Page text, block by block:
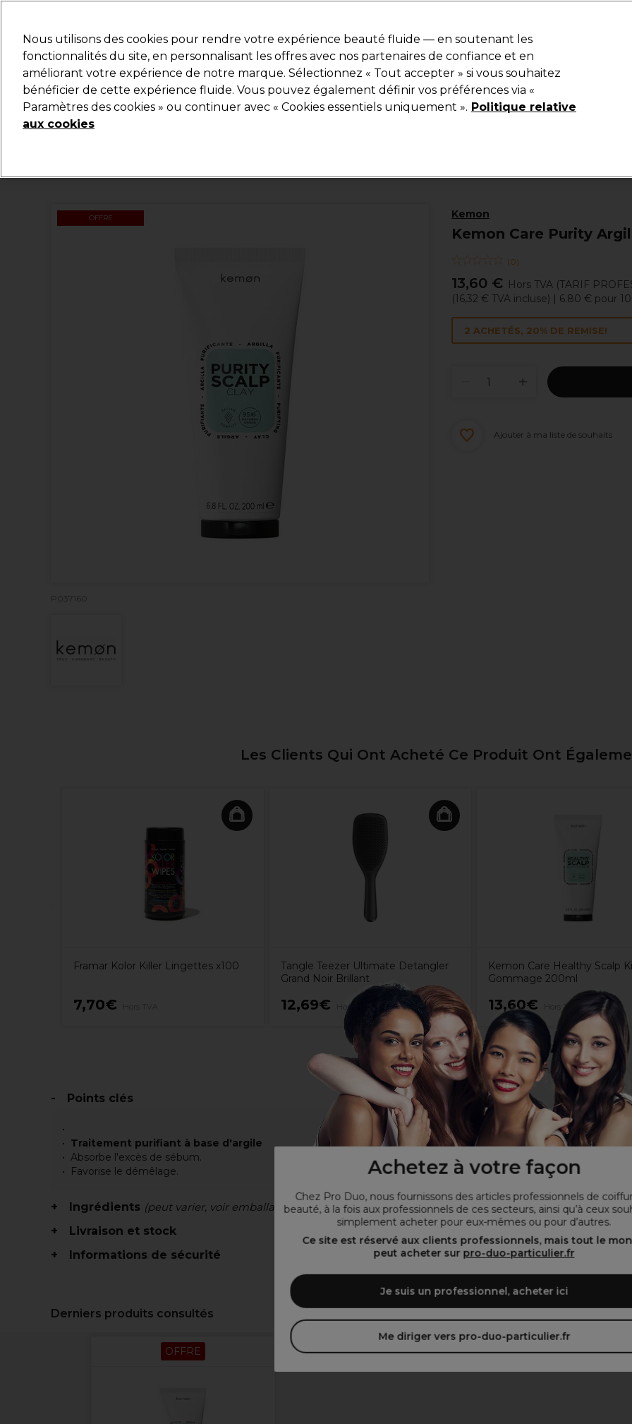
Achetez à votre façon
Chez Pro Duo, nous fournissons des articles professionnels de
beauté, à la fois aux professionnels de ces secteurs, ainsi qu’à ceux
simplement acheter pour eux-mêmes ou pour d’autres.
Ce site est réservé aux clients professionnels, mais tout le
peut acheter sur pro-duo-particulier.fr
Je suis un professionnel, acheter ici
Me diriger vers pro-duo-particulier.fr
Rechercher
Marques Bons plans Coiffure Electro et Matériel Equipement de salon Beauté Hommes Les
Livraison et délais
Kemon
Kemon Care Purity
(0)
13,60 € Hors TVA (TARIF
(16,32 € TVA incluse) | 6.80 € pour
OFFRE
P037160
2 ACHETÉS, 20% DE REMISE!
Ajouter à ma liste de souhaits
Les Clients Qui Ont Acheté Ce Produit Ont
Framar Kolor Killer Lingettes x100
7,70€
Tangle Teezer Ultimate Detangler
Grand Noir Brillant
12,69€ Hors TVA
Kemon Care Healthy Scalp
Gommage 200ml
13,60€ Hors TVA
Points clés
Traitement purifiant à base d'argile
Absorbe l'excès de sébum.
Favorise le démêlage.
Ingrédients (peut varier, voir emballage)
Livraison et stock
Informations de sécurité
Derniers produits consultés
OFFRE
Nous utilisons des cookies pour rendre votre expérience beauté fluide — en soutenant les
fonctionnalités du site, en personnalisant les offres avec nos partenaires de confiance et en
améliorant votre expérience de notre marque. Sélectionnez « Tout accepter » si vous souhaitez
bénéficier de cette expérience fluide. Vous pouvez également définir vos préférences via «
Paramètres des cookies » ou continuer avec « Cookies essentiels uniquement ». Politique relative
aux cookies